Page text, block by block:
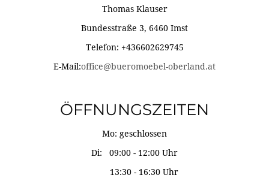
Thomas Klauser
Bundesstraße 3, 6460 Imst
Telefon: +436602629745
E-Mail:office@bueromoebel-oberland.at
ÖFFNUNGSZEITEN
Mo: geschlossen
Di: 09:00 - 12:00 Uhr
13:30 - 16:30 Uhr